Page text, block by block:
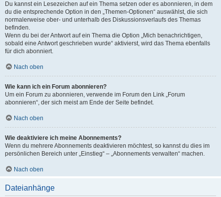
Du kannst ein Lesezeichen auf ein Thema setzen oder es abonnieren, in dem
du die entsprechende Option in den „Themen-Optionen“ auswählst, die sich
normalerweise ober- und unterhalb des Diskussionsverlaufs des Themas
befinden.
Wenn du bei der Antwort auf ein Thema die Option „Mich benachrichtigen,
sobald eine Antwort geschrieben wurde“ aktivierst, wird das Thema ebenfalls
für dich abonniert.
Nach oben
Wie kann ich ein Forum abonnieren?
Um ein Forum zu abonnieren, verwende im Forum den Link „Forum
abonnieren“, der sich meist am Ende der Seite befindet.
Nach oben
Wie deaktiviere ich meine Abonnements?
Wenn du mehrere Abonnements deaktivieren möchtest, so kannst du dies im
persönlichen Bereich unter „Einstieg“ – „Abonnements verwalten“ machen.
Nach oben
Dateianhänge